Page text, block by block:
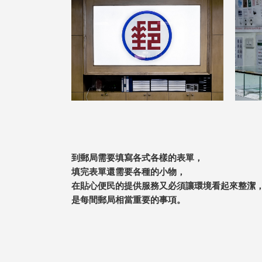
到郵局需要填寫各式各樣的表單，
填完表單還需要各種的小物，
在貼心便民的提供服務又必須讓環境看起來整潔
是每間郵局相當重要的事項。